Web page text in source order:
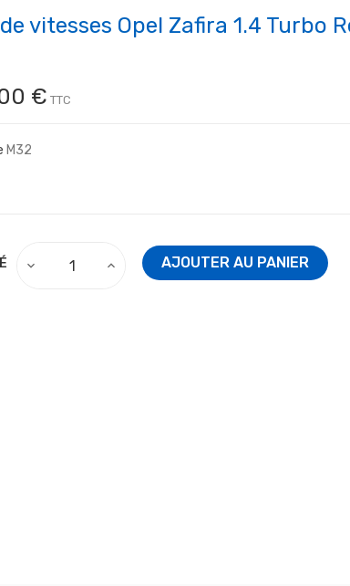
vitesses Opel Zafira 1.4 Turbo
€ TTC
M32
AJOUTER AU PANIER